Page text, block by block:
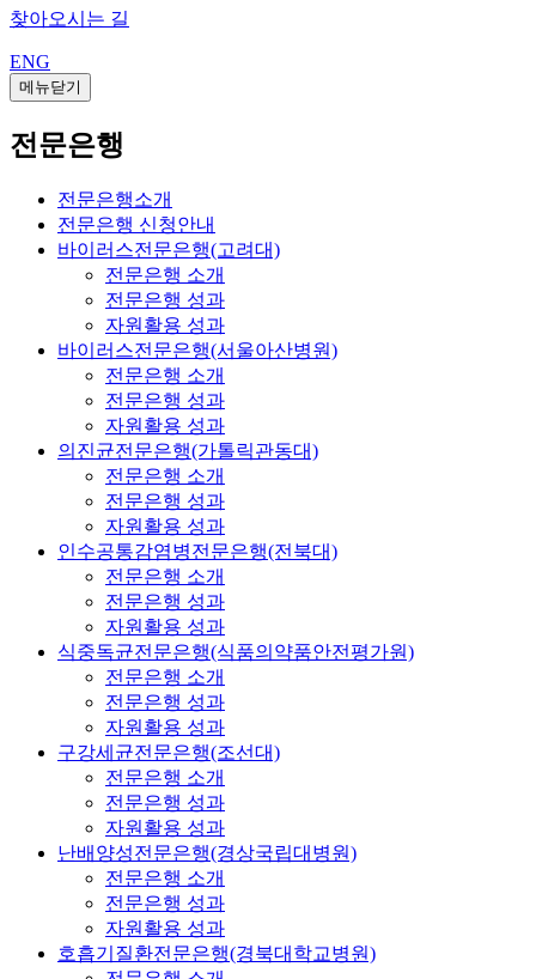
찾아오시는 길
ENG
메뉴닫기
전문은행
전문은행소개
전문은행 신청안내
바이러스전문은행(고려대)
전문은행 소개
전문은행 성과
자원활용 성과
바이러스전문은행(서울아산병원)
전문은행 소개
전문은행 성과
자원활용 성과
의진균전문은행(가톨릭관동대)
전문은행 소개
전문은행 성과
자원활용 성과
인수공통감염병전문은행(전북대)
전문은행 소개
전문은행 성과
자원활용 성과
식중독균전문은행(식품의약품안전평가원)
전문은행 소개
전문은행 성과
자원활용 성과
구강세균전문은행(조선대)
전문은행 소개
전문은행 성과
자원활용 성과
난배양성전문은행(경상국립대병원)
전문은행 소개
전문은행 성과
자원활용 성과
호흡기질환전문은행(경북대학교병원)